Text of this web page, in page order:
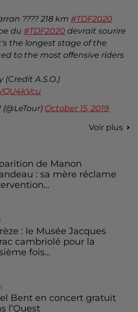
???? 218 km #TDF2020
du #TDF2020 devrait sourire
the longest stage of the
to the most offensive riders
(Credit A.S.O.)
October 15, 2019
Voir plus
de Manon
: sa mère réclame
: le Musée Jacques
cambriolé pour la
fois...
Bent en concert gratuit
l’Ouest